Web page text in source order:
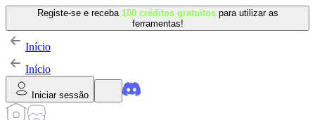
Registe-se e receba 100 créditos gratuitos para utilizar as
ferramentas!
Início
Início
Iniciar sessão